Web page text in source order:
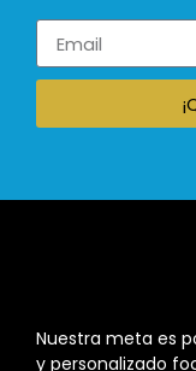
Nuestra meta es
y personalizado